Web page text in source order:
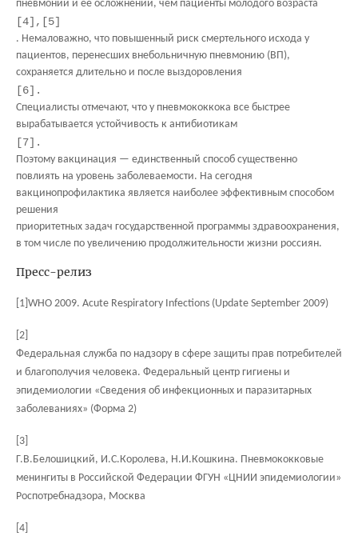
пневмонии и ее осложнений, чем пациенты молодого возраста
[4] , [5]
. Немаловажно, что повышенный риск смертельного исхода у
пациентов, перенесших внебольничную пневмонию (ВП),
сохраняется длительно и после выздоровления
[6] .
Специалисты отмечают, что у пневмококкока все быстрее
вырабатывается устойчивость к антибиотикам
[7] .
Поэтому вакцинация — единственный способ существенно
повлиять на уровень заболеваемости. На сегодня
вакцинопрофилактика является наиболее эффективным способом
решения
приоритетных задач государственной программы здравоохранения,
в том числе по увеличению продолжительности жизни россиян.
Пресс-релиз
[1] WHO 2009. Acute Respiratory Infections (Update September 2009)
[2]
Федеральная служба по надзору в сфере защиты прав потребителей
и благополучия человека. Федеральный центр гигиены и
эпидемиологии «Сведения об инфекционных и паразитарных
заболеваниях» (Форма 2)
[3]
Г.В.Белошицкий, И.С.Королева, Н.И.Кошкина. Пневмококковые
менингиты в Российской Федерации ФГУН «ЦНИИ эпидемиологии»
Роспотребнадзора, Москва
[4]